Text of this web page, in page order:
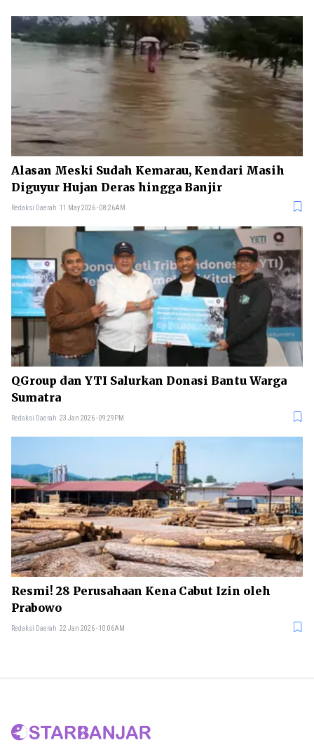
Alasan Meski Sudah Kemarau, Kendari Masih
Diguyur Hujan Deras hingga Banjir
Redaksi Daerah 11 May 2026 - 08:26AM
QGroup dan YTI Salurkan Donasi Bantu Warga
Sumatra
Redaksi Daerah 23 Jan 2026 - 09:29PM
Resmi! 28 Perusahaan Kena Cabut Izin oleh
Prabowo
Redaksi Daerah 22 Jan 2026 - 10:06AM